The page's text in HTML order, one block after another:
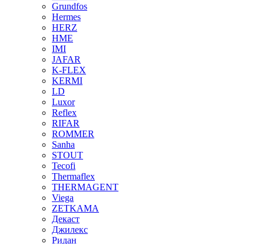
Grundfos
Hermes
HERZ
HME
IMI
JAFAR
K-FLEX
KERMI
LD
Luxor
Reflex
RIFAR
ROMMER
Sanha
STOUT
Tecofi
Thermaflex
THERMAGENT
Viega
ZETKAMA
Декаст
Джилекс
Ридан